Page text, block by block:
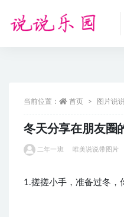
当前位置： 首页 图片说
冬天分享在朋友圈
二年一班 唯美说说带图片
1.搓搓小手，准备过冬，